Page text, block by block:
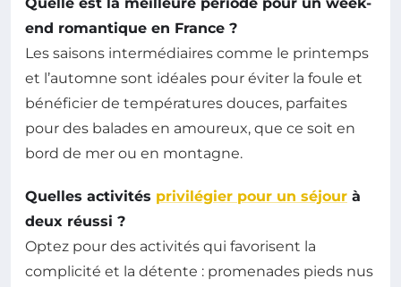
Quelle est la meilleure période pour un week-
end romantique en France ?
Les saisons intermédiaires comme le printemps
et l’automne sont idéales pour éviter la foule et
bénéficier de températures douces, parfaites
pour des balades en amoureux, que ce soit en
bord de mer ou en montagne.
Quelles activités privilégier pour un séjour à
deux réussi ?
Optez pour des activités qui favorisent la
complicité et la détente : promenades pieds nus